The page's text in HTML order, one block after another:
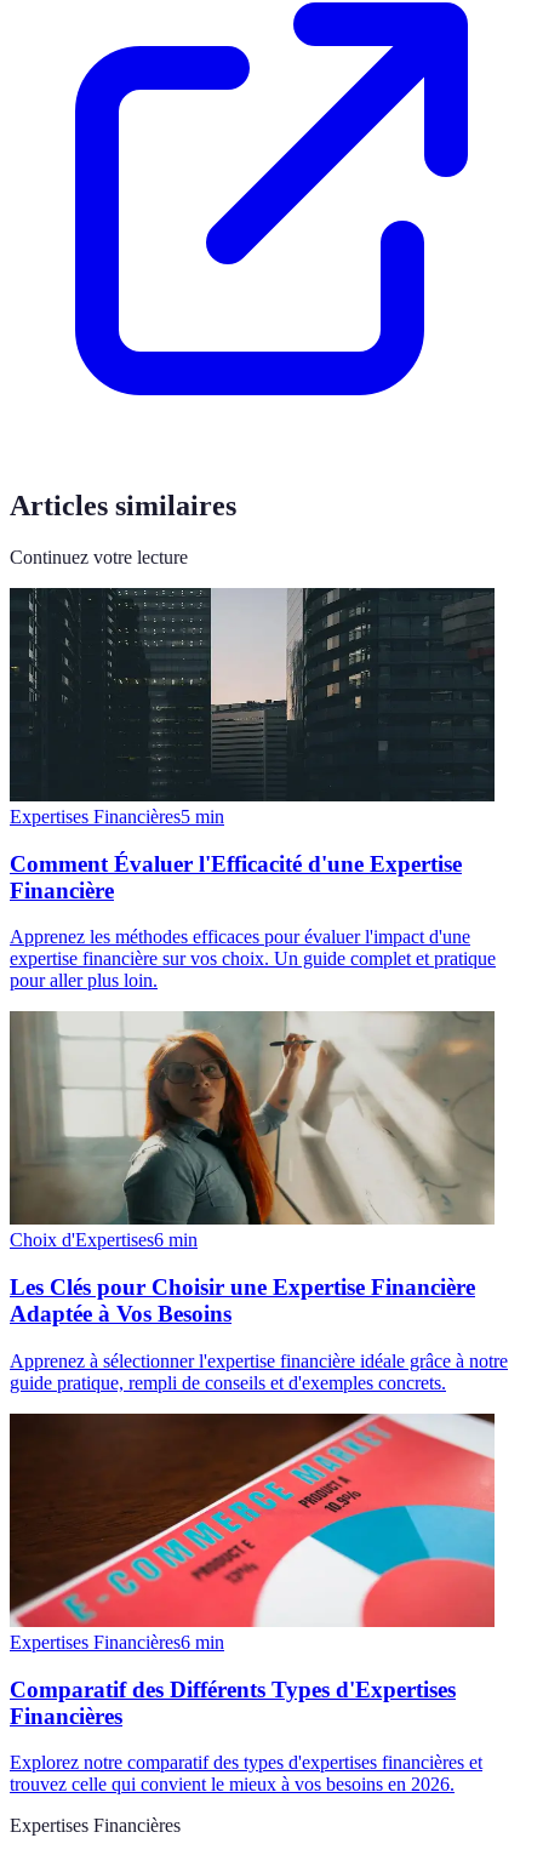
Articles similaires
Continuez votre lecture
Expertises Financières5 min
Comment Évaluer l'Efficacité d'une Expertise
Financière
Apprenez les méthodes efficaces pour évaluer l'impact d'une
expertise financière sur vos choix. Un guide complet et pratique
pour aller plus loin.
Choix d'Expertises6 min
Les Clés pour Choisir une Expertise Financière
Adaptée à Vos Besoins
Apprenez à sélectionner l'expertise financière idéale grâce à notre
guide pratique, rempli de conseils et d'exemples concrets.
Expertises Financières6 min
Comparatif des Différents Types d'Expertises
Financières
Explorez notre comparatif des types d'expertises financières et
trouvez celle qui convient le mieux à vos besoins en 2026.
Expertises Financières